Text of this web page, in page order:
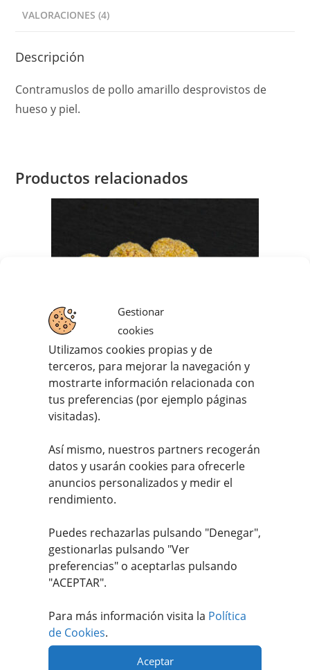
Gestionar
cookies
Utilizamos cookies propias y de
terceros, para mejorar la navegación y
mostrarte información relacionada con
tus preferencias (por ejemplo páginas
visitadas).
Así mismo, nuestros partners recogerán
datos y usarán cookies para ofrecerle
anuncios personalizados y medir el
rendimiento.
Puedes rechazarlas pulsando "Denegar",
gestionarlas pulsando "Ver
preferencias" o aceptarlas pulsando
"ACEPTAR".
Para más información visita la Política
de Cookies.
Aceptar
:
VALORACIONES (4)
Descripción
Contramuslos de pollo amarillo desprovistos de
hueso y piel.
Productos relacionados
5,25€ IVA incluido
5
Apúntate a nuestro #MEATFANCLUB
Recibe ofertas únicas y exclusivas.